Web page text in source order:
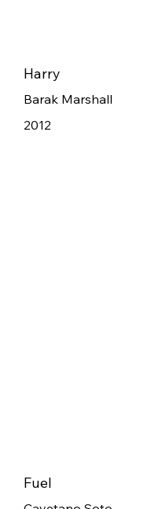
Harry
Barak Marshall
2012
Fuel